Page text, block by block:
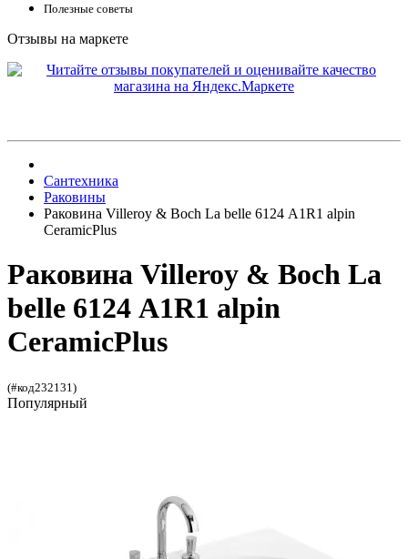
Полезные советы
Отзывы на маркете
Сантехника
Раковины
Раковина Villeroy & Boch La belle 6124 А1R1 alpin
CeramicPlus
Раковина Villeroy & Boch La
belle 6124 А1R1 alpin
CeramicPlus
(#код232131)
Популярный